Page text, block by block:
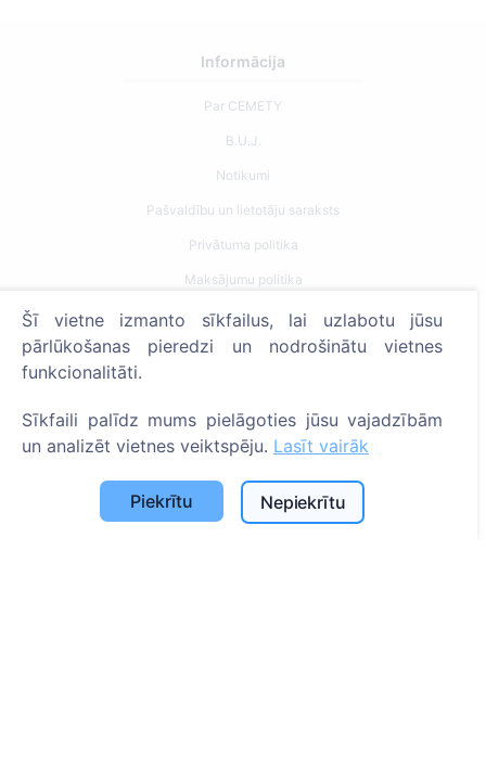
Informācija
Par CEMETY
B.U.J.
Notikumi
Pašvaldību un lietotāju saraksts
Privātuma politika
Maksājumu politika
ES projekti
Sīkfailu iestatījumi
Meklēt apbedīto
Pakalpojumi
Šī vietne izmanto sīkfailus, lai uzlabotu jūsu
pārlūkošanas pieredzi un nodrošinātu vietnes
funkcionalitāti.
Sīkfaili palīdz mums pielāgoties jūsu vajadzībām
un analizēt vietnes veiktspēju. Lasīt vairāk
Piekrītu Nepiekrītu